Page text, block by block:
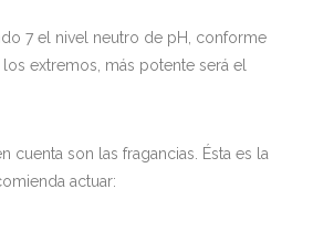
7 el nivel neutro de pH, conforme
extremos, más potente será el
cuenta son las fragancias. Ésta es la
actuar: